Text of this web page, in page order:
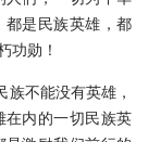
都是民族英雄，都
功勋！
不能没有英雄，
内的一切民族英